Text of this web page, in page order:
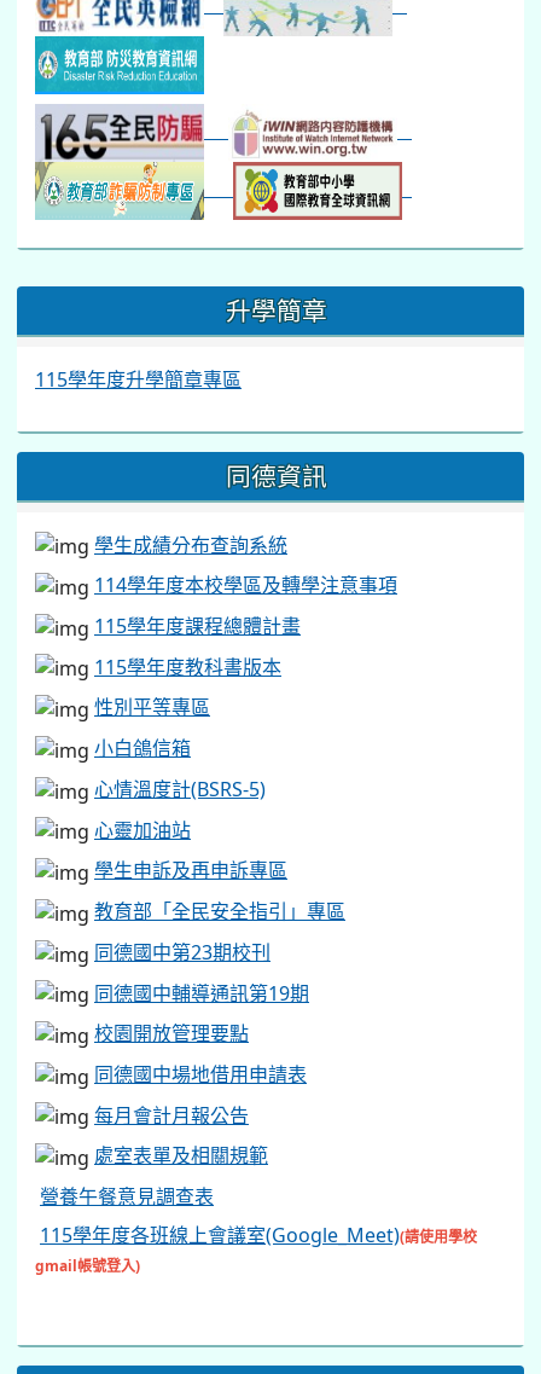
::: 升學簡章
115學年度升學簡章專區
同德資訊
學生成績分布查詢系統
114學年度本校學區及轉學注意事項
115學年度課程總體計畫
115學年度教科書版本
性別平等專區
小白鴿信箱
心情溫度計(BSRS-5)
心靈加油站
學生申訴及再申訴專區
教育部「全民安全指引」專區
同德國中第23期校刊
同德國中輔導通訊第19期
校園開放管理要點
同德國中場地借用申請表
每月會計月報公告
處室表單及相關規範
營養午餐意見調查表
115學年度各班線上會議室(Google_Meet)(請使用學校
gmail帳號登入)